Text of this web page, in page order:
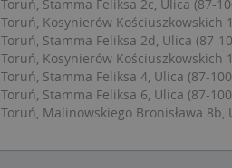
Toruń, Stamma Feliksa 2c, Ulica (87-
Toruń, Kosynierów Kościuszkowskich
Toruń, Stamma Feliksa 2d, Ulica (87-
Toruń, Kosynierów Kościuszkowskich
Toruń, Stamma Feliksa 4, Ulica (87-
Toruń, Stamma Feliksa 6, Ulica (87-
Toruń, Malinowskiego Bronisława 8b,
U
kloc